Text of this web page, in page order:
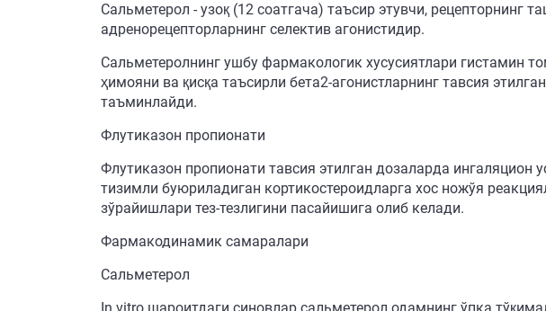
Сальметерол - узоқ (12 соатгача) таъсир этувчи, рецепторнинг
адренорецепторларнинг селектив агонистидир.
Сальметеролнинг ушбу фармакологик хусусиятлари гистамин
ҳимояни ва қисқа таъсирли бета2-агонистларнинг тавсия
таъминлайди.
Флутиказон пропионати
Флутиказон пропионати тавсия этилган дозаларда
тизимли буюриладиган кортикостероидларга хос ножўя
зўрайишлари тез-тезлигини пасайишига олиб келади.
Фармакодинамик самаралари
Сальметерол